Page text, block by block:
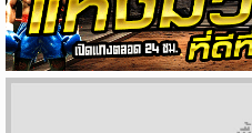
ผล
บอล